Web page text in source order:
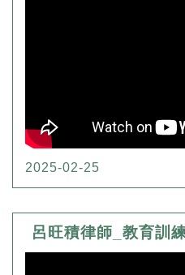
2025-02-25
呂旺積律師_教育訓